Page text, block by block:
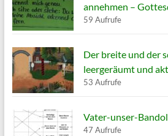
annehmen –
59 Aufrufe
Der breite und der
leergeräumt und
53 Aufrufe
Vater-unser-
47 Aufrufe